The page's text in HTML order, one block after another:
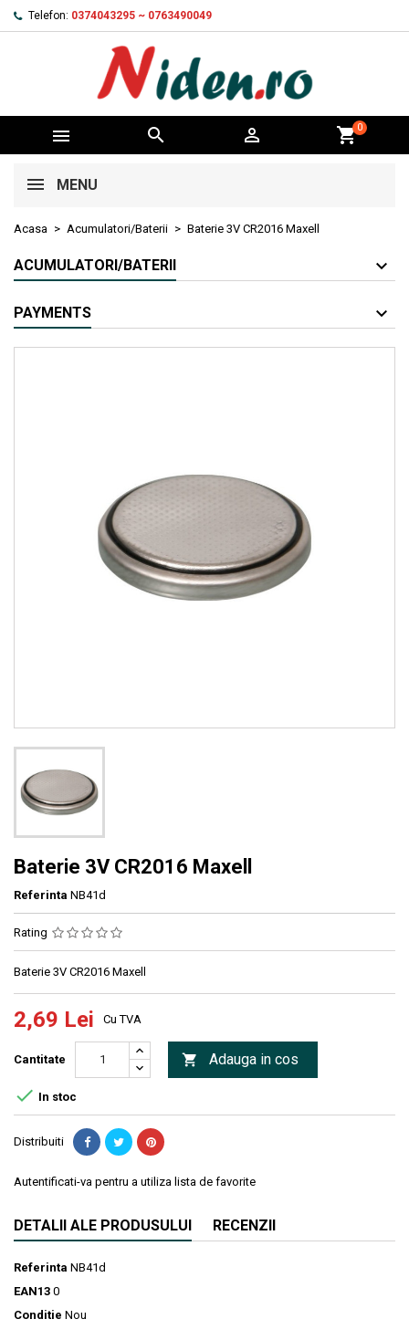
Telefon: 0374043295 ~ 0763490049
   shopping_cart0
MENU
Acasa Acumulatori/Baterii Baterie 3V CR2016 Maxell
ACUMULATORI/BATERII
PAYMENTS
Baterie 3V CR2016 Maxell
Referinta NB41d
Rating
Baterie 3V CR2016 Maxell
2,69 Lei Cu TVA
Cantitate  Adauga in cos
 In stoc
Distribuiti
Autentificati-va pentru a utiliza lista de favorite
DETALII ALE PRODUSULUI RECENZII
Referinta NB41d
EAN13 0
Conditie Nou